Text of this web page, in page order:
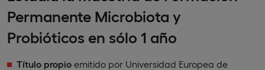
Permanente Microbiota y
Probióticos en sólo 1 año
Título propio emitido por Universidad Europea de